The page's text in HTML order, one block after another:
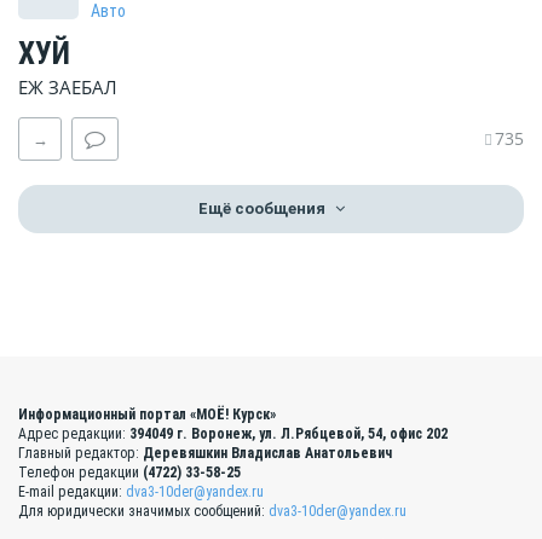
Авто
ХУЙ
ЕЖ ЗАЕБАЛ
→ 735
Ещё сообщения
Информационный портал «МОЁ! Курск»
Адрес редакции: 394049 г. Воронеж, ул. Л.Рябцевой, 54, офис 202
Главный редактор: Деревяшкин Владислав Анатольевич
Телефон редакции (4722) 33-58-25
E-mail редакции: dva3-10der@yandex.ru
Для юридически значимых сообщений: dva3-10der@yandex.ru